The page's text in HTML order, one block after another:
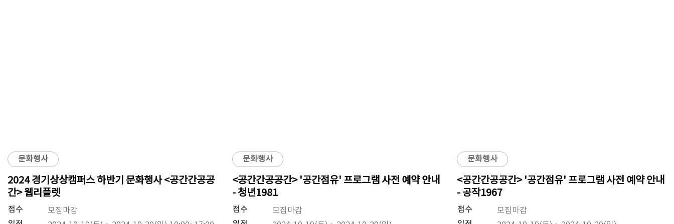
문화행사
2024 경기상상캠퍼스 하반기 문화행사 <공간간공공
간> 웹리플렛
접수 모집마감
문화행사
<공간간공공간> '공간점유' 프로그램 사전 예약 안내
- 청년1981
접수 모집마감
문화행사
<공간간공공간> '공간점유' 프로그램 사전 예약 안내
- 공작1967
접수 모집마감